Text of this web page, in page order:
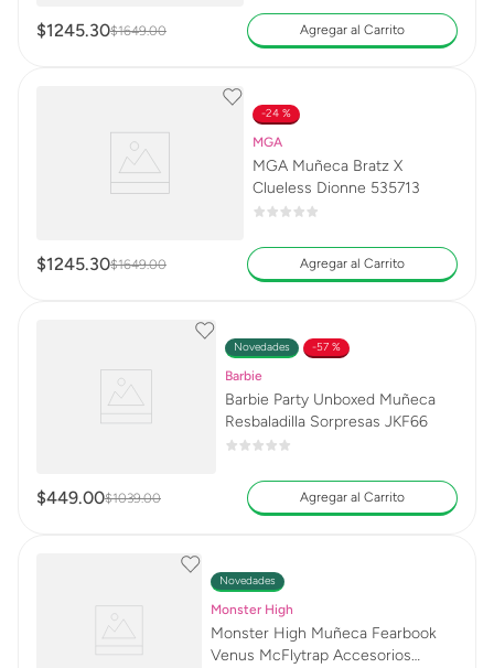
$1245.30$1649.00 Agregar al Carrito
24 %
MGA
MGA Muñeca Bratz X
Clueless Dionne 535713
$1245.30$1649.00 Agregar al Carrito
Novedades 57 %
Barbie
Barbie Party Unboxed Muñeca
Resbaladilla Sorpresas JKF66
$449.00$1039.00 Agregar al Carrito
Novedades
Monster High
Monster High Muñeca Fearbook
Venus McFlytrap Accesorios